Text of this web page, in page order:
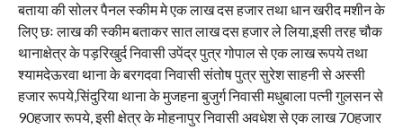
बताया की सोलर पैनल स्कीम मे एक लाख दस हजार तथा धान खरीद मशीन के
लिए छः लाख की स्कीम बताकर सात लाख दस हजार ले लिया,इसी तरह चौक
थानाक्षेत्र के पड़रिखुर्द निवासी उपेंद्र पुत्र गोपाल से एक लाख रूपये तथा
श्यामदेऊरवा थाना के बरगदवा निवासी संतोष पुत्र सुरेश साहनी से अस्सी
हजार रूपये,सिंदुरिया थाना के मुजहना बुजुर्ग निवासी मधुबाला पत्नी गुलसन से
90हजार रूपये, इसी क्षेत्र के मोहनापुर निवासी अवधेश से एक लाख 70हजार